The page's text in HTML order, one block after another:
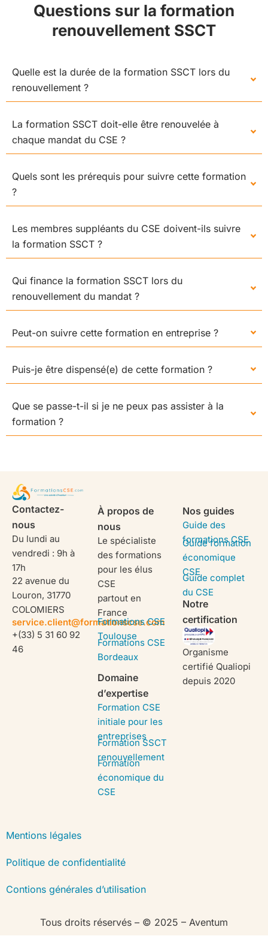
Questions sur la formation
renouvellement SSCT
Quelle est la durée de la formation SSCT lors du
renouvellement ?
La formation SSCT doit-elle être renouvelée à
chaque mandat du CSE ?
Quels sont les prérequis pour suivre cette formation
?
Les membres suppléants du CSE doivent-ils suivre
la formation SSCT ?
Qui finance la formation SSCT lors du
renouvellement du mandat ?
Peut-on suivre cette formation en entreprise ?
Puis-je être dispensé(e) de cette formation ?
Que se passe-t-il si je ne peux pas assister à la
formation ?
Contactez-
nous
Du lundi au
vendredi : 9h à
17h
22 avenue du
Louron, 31770
COLOMIERS
service.client@formationscse.com
+(33) 5 31 60 92
46
À propos de
nous
Le spécialiste
des formations
pour les élus
CSE
partout en
France
Formations CSE
Toulouse
Formations CSE
Bordeaux
Domaine
d’expertise
Formation CSE
initiale pour les
entreprises
Formation SSCT
renouvellement
Formation
économique du
CSE
Nos guides
Guide des
formations CSE
Guide formation
économique
CSE
Guide complet
du CSE
Notre
certification
Organisme
certifié Qualiopi
depuis 2020
Mentions légales
Politique de confidentialité
Contions générales d’utilisation
Tous droits réservés – © 2025 – Aventum